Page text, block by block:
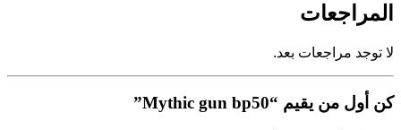
المراجعات
لا توجد مراجعات بعد.
كن أول من يقيم “Mythic gun bp50”